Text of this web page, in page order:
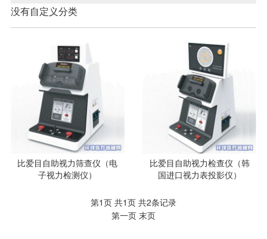
没有自定义分类
比爱目自助视力筛查仪（电
子视力检测仪）
比爱目自助视力检查仪（韩
国进口视力表投影仪）
第1页 共1页 共2条记录
第一页 末页